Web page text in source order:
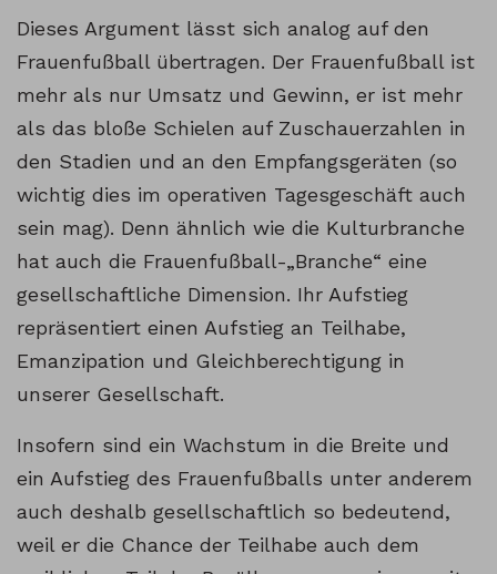
Dieses Argument lässt sich analog auf den
Frauenfußball übertragen. Der Frauenfußball ist
mehr als nur Umsatz und Gewinn, er ist mehr
als das bloße Schielen auf Zuschauerzahlen in
den Stadien und an den Empfangsgeräten (so
wichtig dies im operativen Tagesgeschäft auch
sein mag). Denn ähnlich wie die Kulturbranche
hat auch die Frauenfußball-„Branche“ eine
gesellschaftliche Dimension. Ihr Aufstieg
repräsentiert einen Aufstieg an Teilhabe,
Emanzipation und Gleichberechtigung in
unserer Gesellschaft.
Insofern sind ein Wachstum in die Breite und
ein Aufstieg des Frauenfußballs unter anderem
auch deshalb gesellschaftlich so bedeutend,
weil er die Chance der Teilhabe auch dem